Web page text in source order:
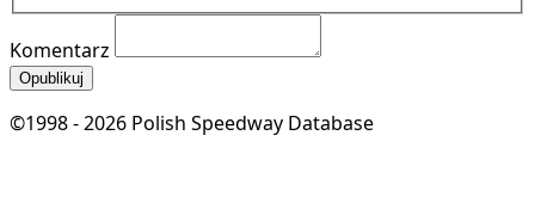
Komentarz
Opublikuj
©1998 - 2026 Polish Speedway Database